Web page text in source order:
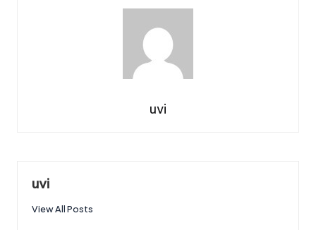
uvi
uvi
View All Posts